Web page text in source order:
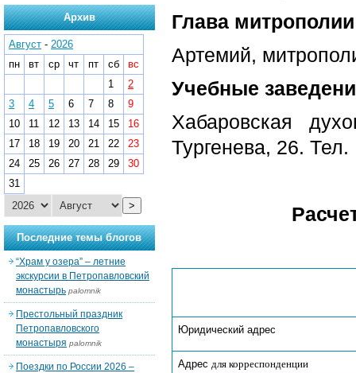
Глава
Артемий,
Учебные
Хабаровская
Тургенева, 26. Тел.
Юридический адрес
Адрес для корреспонденции
Архив
Август - 2026
пн
вт ср чт пт сб
вс
1
2
3
4 5 6 7 8
9
10
11 12 13 14 15
16
17
18 19 20 21 22
23
24
25 26 27 28 29
30
31
>
Последние темы блогов
“Храм у озера” – летние
экскурсии в Петропавловский
монастырь palomnik
Престольный праздник
Петропавловского
монастыря palomnik
Поездки по России 2026 –